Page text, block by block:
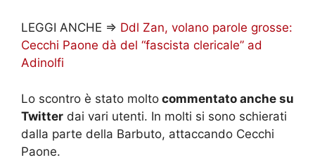
LEGGI ANCHE => Ddl Zan, volano parole grosse:
Cecchi Paone dà del “fascista clericale” ad
Adinolfi
Lo scontro è stato molto commentato anche su
Twitter dai vari utenti. In molti si sono schierati
dalla parte della Barbuto, attaccando Cecchi
Paone.